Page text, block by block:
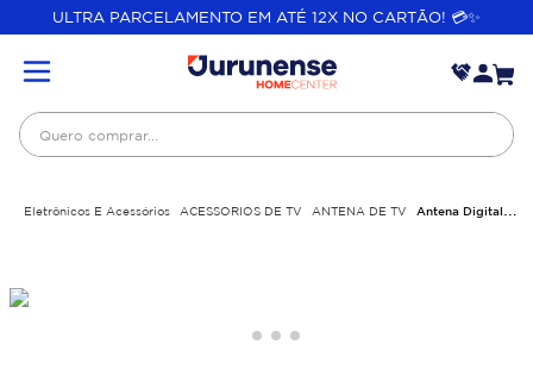
ULTRA PARCELAMENTO EM ATÉ 12X NO CARTÃO! 💳✨
Quero comprar...
Eletrônicos E Acessórios ACESSORIOS DE TV ANTENA DE TV Antena Digital